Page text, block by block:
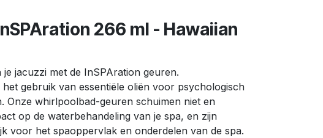
266 ml - Hawaiian
jacuzzi met de InSPAration geuren.
gebruik van essentiële oliën voor psychologisch
Onze whirlpoolbad-geuren schuimen niet en
op de waterbehandeling van je spa, en zijn
voor het spaoppervlak en onderdelen van de spa.